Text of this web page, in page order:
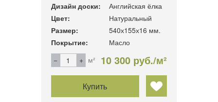
Дизайн доски:
Английская ёлка
Цвет:
Натуральный
Размер:
540х155х16 мм.
Покрытие:
Масло
м²
10 300 руб./м²
Купить